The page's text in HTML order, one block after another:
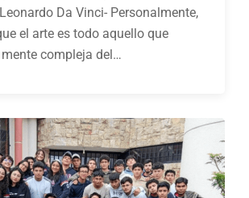
Da Vinci- Personalmente,
el arte es todo aquello que
compleja del…